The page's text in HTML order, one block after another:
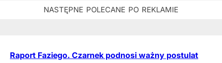
Raport Faziego. Czarnek podnosi ważny postulat